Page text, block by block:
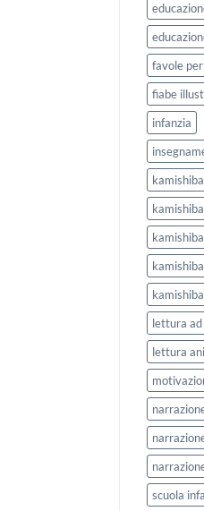
favole
fiabe
infanzia
lettura
lettura
scuola